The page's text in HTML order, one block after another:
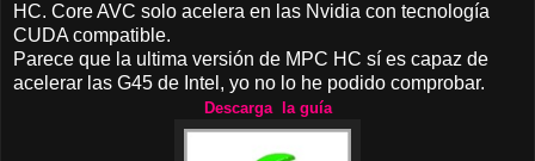
HC. Core AVC solo acelera en las Nvidia con tecnología
CUDA compatible.
Parece que la ultima versión de MPC HC sí es capaz de
acelerar las G45 de Intel, yo no lo he podido comprobar.
Descarga la guía